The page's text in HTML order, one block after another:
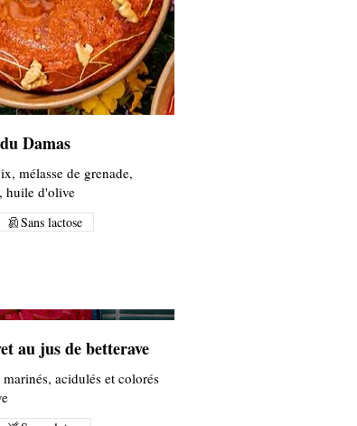
Damas
mélasse de grenade,
huile d'olive
Sans lactose
au jus de betterave
acidulés et colorés